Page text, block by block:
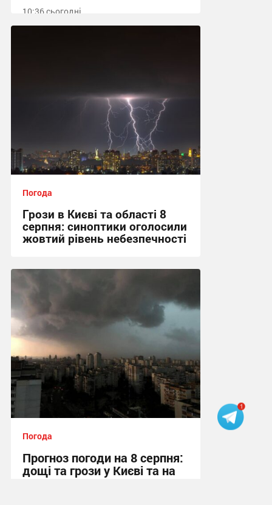
10:36 сьогодні
Погода
Грози в Києві та області 8
серпня: синоптики оголосили
жовтий рівень небезпечності
16:39 вчора
Погода
Прогноз погоди на 8 серпня:
дощі та грози у Києві та на